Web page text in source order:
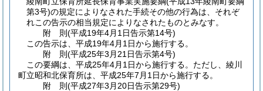
第3号)の規定によりなされた手続その他の行為は、それぞ
れこの告示の相当規定によりなされたものとみなす。
附 則(平成19年4月1日告示第14号)
この告示は、平成19年4月1日から施行する。
附 則(平成25年3月21日告示第4号)
この要綱は、平成25年4月1日から施行する。 ただし、綾川
町立昭和北保育所は、平成25年7月1日から施行する。
附 則(平成27年3月20日告示第29号)